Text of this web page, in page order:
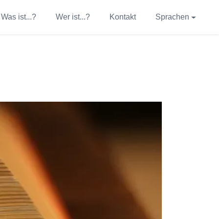
Was ist...? Wer ist...? Kontakt Sprachen